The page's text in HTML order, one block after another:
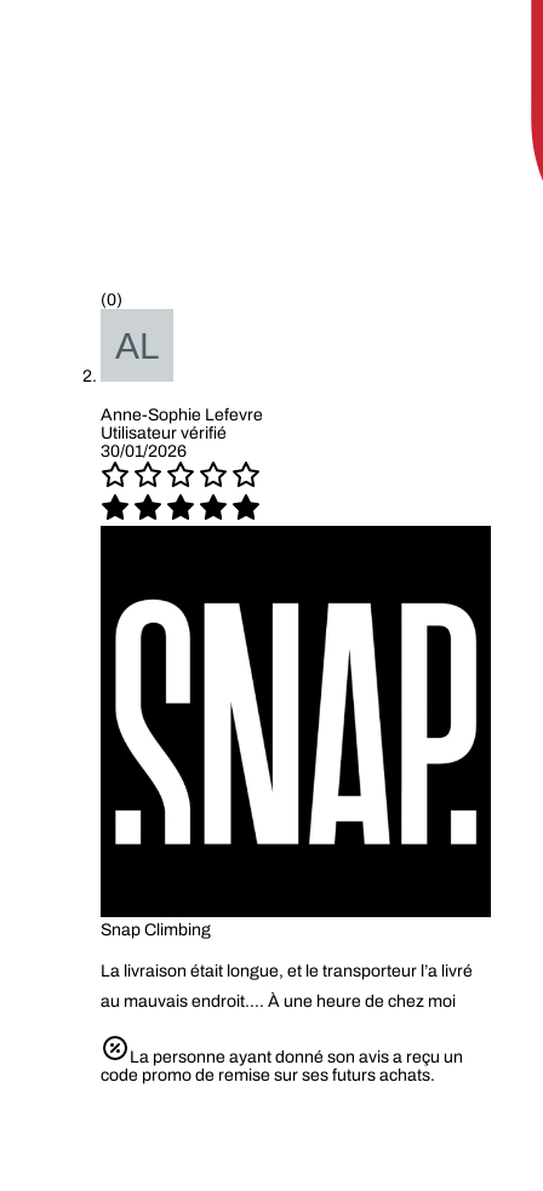
(0)
Anne-Sophie Lefevre
Utilisateur vérifié
30/01/2026
Snap Climbing
La livraison était longue, et le transporteur l’a livré
au mauvais endroit…. À une heure de chez moi
La personne ayant donné son avis a reçu un
code promo de remise sur ses futurs achats.